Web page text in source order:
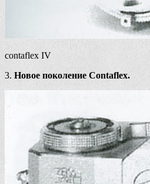
contaflex IV
3. Новое поколение Contaflex.